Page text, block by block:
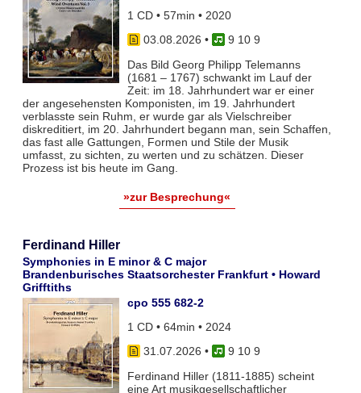
1 CD • 57min • 2020
03.08.2026 •
9 10 9
Das Bild Georg Philipp Telemanns
(1681 – 1767) schwankt im Lauf der
Zeit: im 18. Jahrhundert war er einer
der angesehensten Komponisten, im 19. Jahrhundert
verblasste sein Ruhm, er wurde gar als Vielschreiber
diskreditiert, im 20. Jahrhundert begann man, sein Schaffen,
das fast alle Gattungen, Formen und Stile der Musik
umfasst, zu sichten, zu werten und zu schätzen. Dieser
Prozess ist bis heute im Gang.
»zur Besprechung«
Ferdinand Hiller
Symphonies in E minor & C major
Brandenburisches Staatsorchester Frankfurt • Howard
Grifftiths
cpo 555 682-2
1 CD • 64min • 2024
31.07.2026 •
9 10 9
Ferdinand Hiller (1811-1885) scheint
eine Art musikgesellschaftlicher